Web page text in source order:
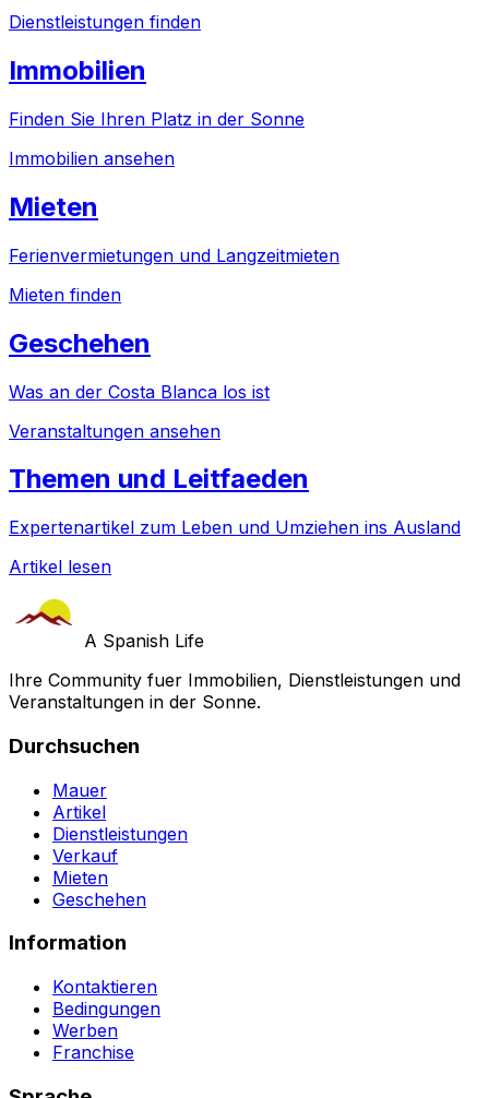
Dienstleistungen finden
Immobilien
Finden Sie Ihren Platz in der Sonne
Immobilien ansehen
Mieten
Ferienvermietungen und Langzeitmieten
Mieten finden
Geschehen
Was an der Costa Blanca los ist
Veranstaltungen ansehen
Themen und Leitfaeden
Expertenartikel zum Leben und Umziehen ins Ausland
Artikel lesen
A Spanish Life
Ihre Community fuer Immobilien, Dienstleistungen und
Veranstaltungen in der Sonne.
Durchsuchen
Mauer
Artikel
Dienstleistungen
Verkauf
Mieten
Geschehen
Information
Kontaktieren
Bedingungen
Werben
Franchise